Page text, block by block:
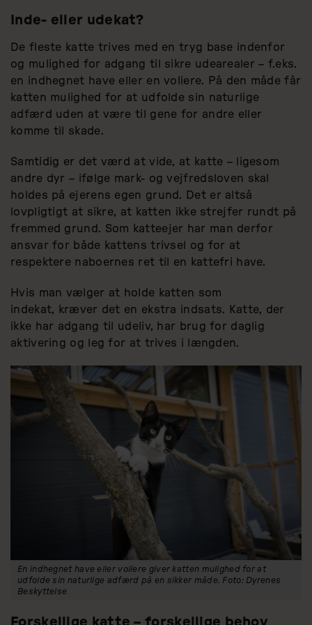
Inde- eller udekat?
De fleste katte trives med en tryg base indenfor
og mulighed for adgang til sikre udearealer – f.eks.
en indhegnet have eller en voliere. På den måde får
katten mulighed for at udfolde sin naturlige
adfærd uden at være til gene for andre eller
komme til skade.
Samtidig er det værd at vide, at katte – ligesom
andre dyr – ifølge mark- og vejfredsloven skal
holdes på ejerens egen grund. Det er altså
lovpligtigt at sikre, at katten ikke strejfer rundt på
fremmed grund. Som katteejer har man derfor
ansvar for både kattens trivsel og for at
respektere naboernes ret til en kattefri have.
Hvis man vælger at holde katten som
indekat, kræver det en ekstra indsats. Katte, der
ikke har adgang til udeliv, har brug for daglig
aktivering og leg for at trives i længden.
En indhegnet have eller voliere giver katten mulighed for at
udfolde sin naturlige adfærd på en sikker måde. Foto: Dyrenes
Beskyttelse
Forskellige katte – forskellige behov